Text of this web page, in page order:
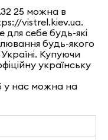
25 можна в
vistrel.kiev.ua.
себе будь-які
будь-якого
Купуючи
українську
у нас можна на